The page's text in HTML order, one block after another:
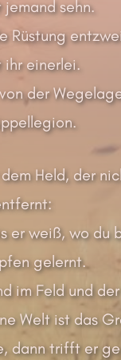
jemand sehn.
Rüstung
ihr einerlei.
der
Held, der
er weiß, wo du
gelernt.
im Feld und
Welt ist das
dann trifft er